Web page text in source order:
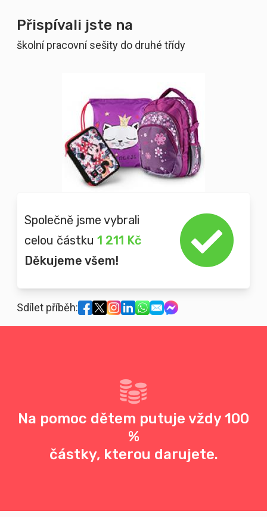
Přispívali jste na
školní pracovní sešity do druhé třídy
Společně jsme vybrali
celou částku 1 211 Kč
Děkujeme všem!
Sdílet příběh:
Na pomoc dětem putuje vždy 100
%
částky, kterou darujete.